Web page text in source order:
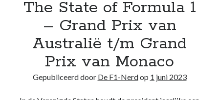
Recente berichten
Het regeldilemma van de Formule 1
Waarom de legaliteit van de McLaren-achtervleugel niet zwart/wit is
Boekrecensie: Frank Worrall – Lewis Hamilton
De Formule 1 weigert Andretti enkel uit hebzucht, ondanks de
The State of Formula 1
– Grand Prix van
Australië t/m Grand
Prix van Monaco
Gepubliceerd door De F1-Nerdop 1 juni 2023